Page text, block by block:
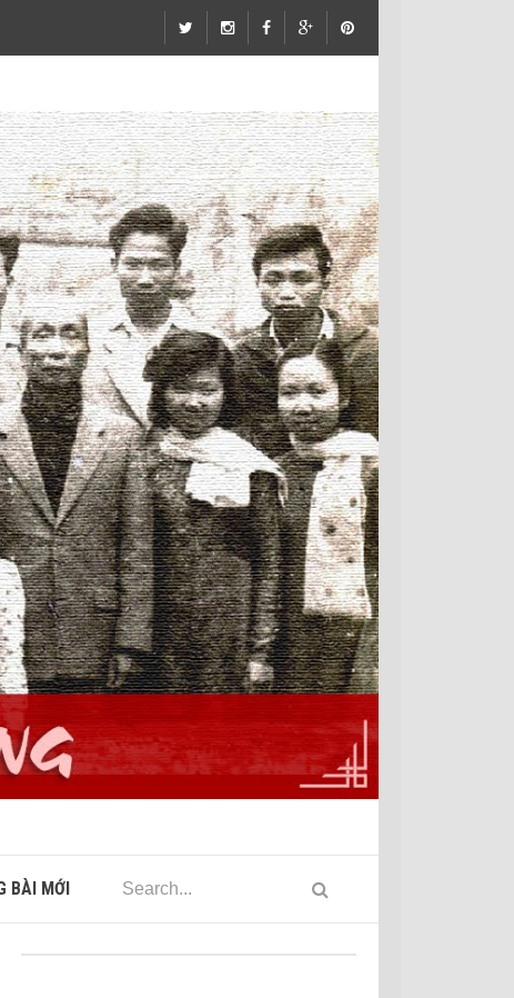
BÀI MỚI